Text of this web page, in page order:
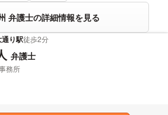
弁護士の詳細情報を見る
通り駅徒歩2分
弁護士
務所